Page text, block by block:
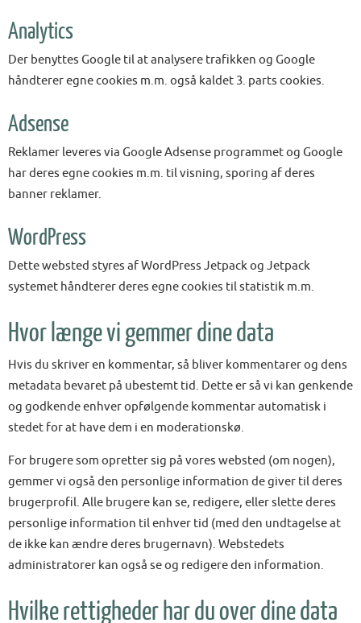
Analytics
Der benyttes Google til at analysere trafikken og Google
håndterer egne cookies m.m. også kaldet 3. parts cookies.
Adsense
Reklamer leveres via Google Adsense programmet og Google
har deres egne cookies m.m. til visning, sporing af deres
banner reklamer.
WordPress
Dette websted styres af WordPress Jetpack og Jetpack
systemet håndterer deres egne cookies til statistik m.m.
Hvor længe vi gemmer dine data
Hvis du skriver en kommentar, så bliver kommentarer og dens
metadata bevaret på ubestemt tid. Dette er så vi kan genkende
og godkende enhver opfølgende kommentar automatisk i
stedet for at have dem i en moderationskø.
For brugere som opretter sig på vores websted (om nogen),
gemmer vi også den personlige information de giver til deres
brugerprofil. Alle brugere kan se, redigere, eller slette deres
personlige information til enhver tid (med den undtagelse at
de ikke kan ændre deres brugernavn). Webstedets
administratorer kan også se og redigere den information.
Hvilke rettigheder har du over dine data